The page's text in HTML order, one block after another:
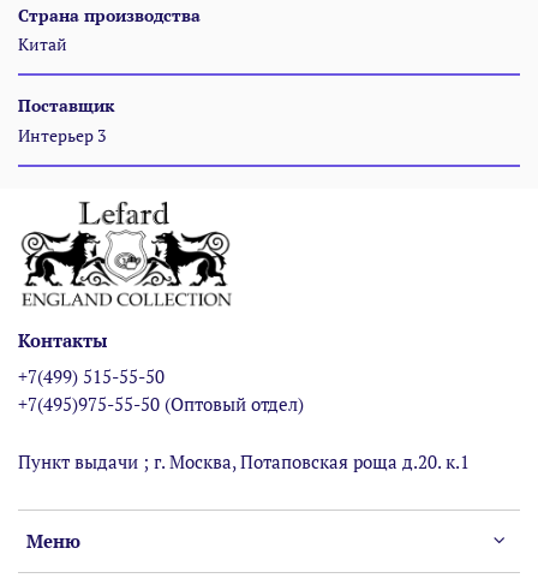
Страна производства
Китай
Поставщик
Интерьер 3
Меню
Контакты
+7(499) 515-55-50
+7(495)975-55-50 (Оптовый отдел)
Пункт выдачи ; г. Москва, Потаповская роща д.20. к.1